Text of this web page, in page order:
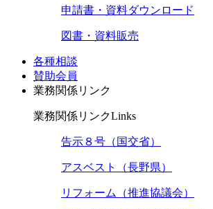
申請書・資料ダウンロード
図書・資料販売
各種相談
賛助会員
業務関係リンク
業務関係リンクLinks
告示８号（国交省）
アスベスト（長野県）
リフォーム（推進協議会）